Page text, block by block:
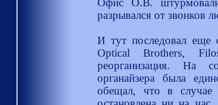
Офис O.B.
разрывался от звонков
И тут последовал еще
Optical Brothers,
реорганизация. На
органайзера была
обещал, что в случае